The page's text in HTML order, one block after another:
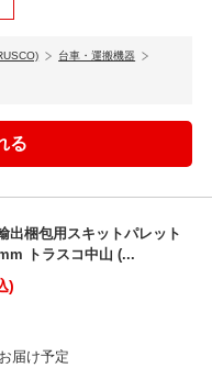
台車・運搬機器
出梱包用スキットパレット
トラスコ中山 (...
)
届け予定